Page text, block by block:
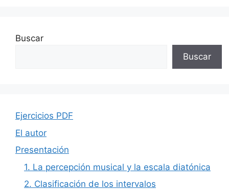
Buscar
Buscar
Ejercicios PDF
El autor
Presentación
1. La percepción musical y la escala diatónica
2. Clasificación de los intervalos